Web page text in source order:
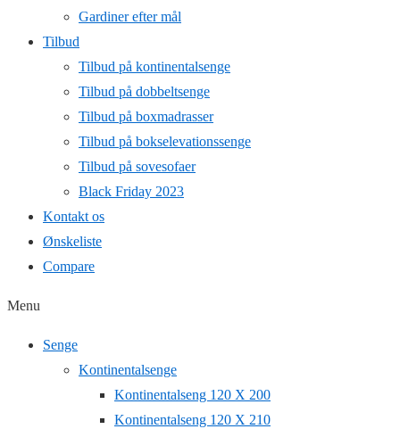
Gardiner efter mål
Tilbud
Tilbud på kontinentalsenge
Tilbud på dobbeltsenge
Tilbud på boxmadrasser
Tilbud på bokselevationssenge
Tilbud på sovesofaer
Black Friday 2023
Kontakt os
Ønskeliste
Compare
Menu
Senge
Kontinentalsenge
Kontinentalseng 120 X 200
Kontinentalseng 120 X 210